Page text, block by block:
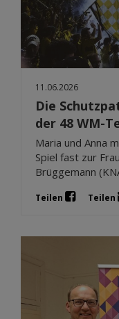
11.06.2026
Die
der 48 WM-
Maria und Anna
Spiel fast zur
Brüggemann
Teilen Teilen